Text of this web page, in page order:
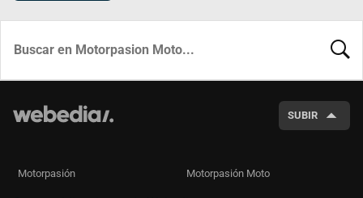
SUBIR
Motorpasión Motorpasión Moto